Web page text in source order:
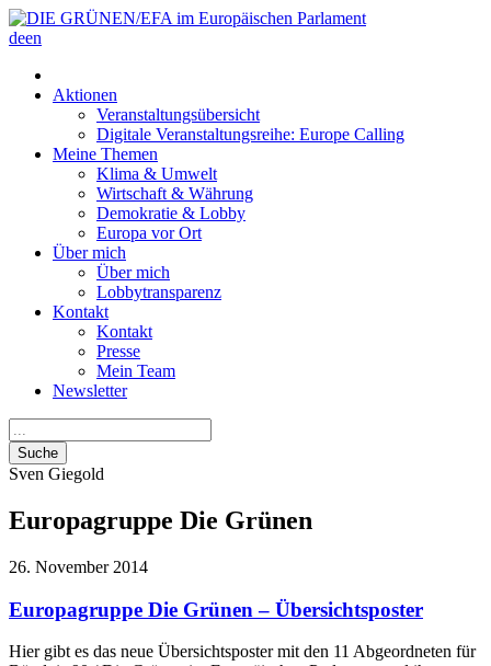
deen
Aktionen
Veranstaltungsübersicht
Digitale Veranstaltungsreihe: Europe Calling
Meine Themen
Klima & Umwelt
Wirtschaft & Währung
Demokratie & Lobby
Europa vor Ort
Über mich
Über mich
Lobbytransparenz
Kontakt
Kontakt
Presse
Mein Team
Newsletter
Suche
Sven Giegold
Europagruppe Die Grünen
26. November 2014
Europagruppe Die Grünen – Übersichtsposter
Hier gibt es das neue Übersichtsposter mit den 11 Abgeordneten für